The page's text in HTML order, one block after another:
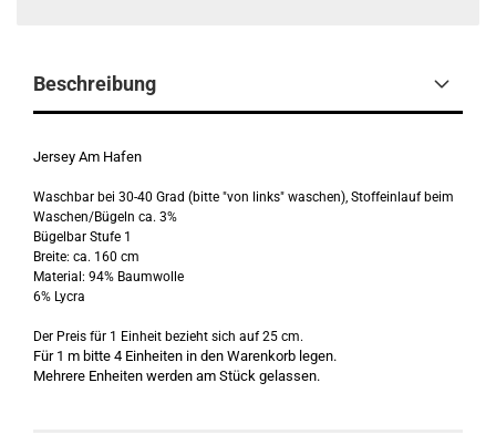
Beschreibung
Jersey Am Hafen
Waschbar bei 30-40 Grad (bitte "von links" waschen), Stoffeinlauf beim
Waschen/Bügeln ca. 3%
Bügelbar Stufe 1
Breite: ca. 160 cm
Material: 94% Baumwolle
6% Lycra
Der Preis für 1 Einheit bezieht sich auf 25 cm.
Für 1 m bitte 4 Einheiten in den Warenkorb legen.
Mehrere Enheiten werden am Stück gelassen.